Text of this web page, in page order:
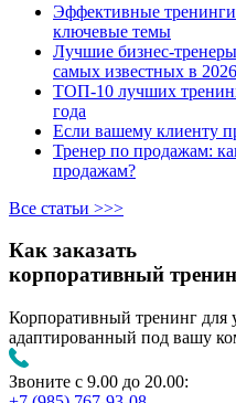
Эффективные
ключевые темы
Лучшие бизнес-
самых известных в 2026
ТОП-10 лучших
года
Если вашему клиенту
Тренер по продажам:
продажам?
Все статьи >>>
Как заказать
корпоративный
Корпоративный тренинг для
адаптированный под вашу
Звоните с 9.00 до 20.00: